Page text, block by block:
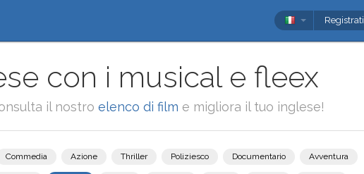
Registrati
con i musical e fleex
il nostro elenco di film e migliora il tuo inglese!
Commedia Azione Thriller Poliziesco Documentario Avventura